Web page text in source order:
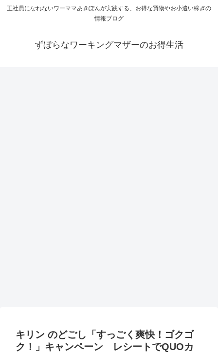
正社員になれないワーママあきぽんが実践する、お得な買物やお小遣い稼ぎの
情報ブログ
ずぼらなワーキングマザーのお得生活
キリン のどごし「すっごく爽快！ゴクゴ
ク！」キャンペーン レシートでQUOカ